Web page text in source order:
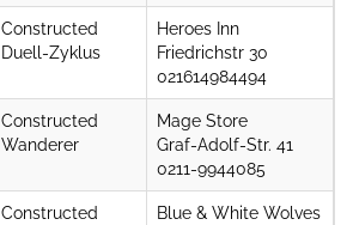
Constructed
Duell-Zyklus
Heroes Inn
Friedrichstr 30
021614984494
Constructed
Wanderer
Mage Store
Graf-Adolf-Str. 41
0211-9944085
Constructed
Blue & White Wolves